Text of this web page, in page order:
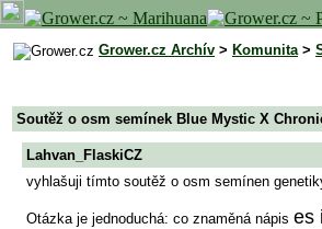
Grower.cz Archív > Komunita>
Soutěž o osm semínek Blue Mystic X
Lahvan_FlaskiCZ
vyhlašuji tímto soutěž o osm semínen
Otázka je jednoduchá: co znaměná nápis es